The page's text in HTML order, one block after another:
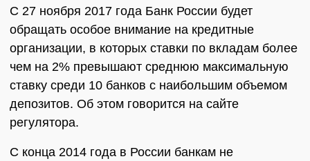
С 27 ноября 2017 года Банк России будет
обращать особое внимание на кредитные
организации, в которых ставки по вкладам более
чем на 2% превышают среднюю максимальную
ставку среди 10 банков с наибольшим объемом
депозитов. Об этом говорится на сайте
регулятора.
С конца 2014 года в России банкам не